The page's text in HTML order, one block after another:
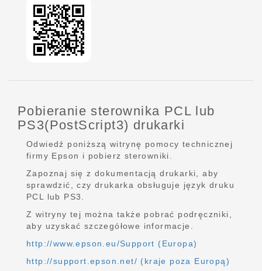
Pobieranie sterownika PCL lub
PS3(PostScript3) drukarki
Odwiedź poniższą witrynę pomocy technicznej
firmy Epson i pobierz sterowniki.
Zapoznaj się z dokumentacją drukarki, aby
sprawdzić, czy drukarka obsługuje język druku
PCL lub PS3.
Z witryny tej można także pobrać podręczniki,
aby uzyskać szczegółowe informacje.
http://www.epson.eu/Support (Europa)
http://support.epson.net/ (kraje poza Europą)